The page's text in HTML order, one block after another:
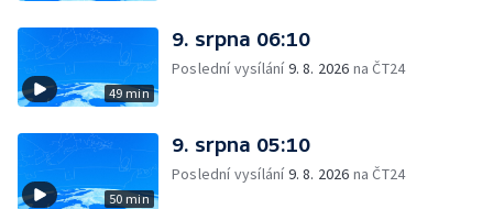
49 min
9. srpna 06:10
Poslední vysílání9. 8. 2026 na ČT24
50 min
9. srpna 05:10
Poslední vysílání9. 8. 2026 na ČT24